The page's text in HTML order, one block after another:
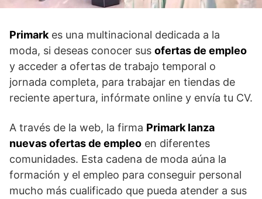
Primark es una multinacional dedicada a la
moda, si deseas conocer sus ofertas de empleo
y acceder a ofertas de trabajo temporal o
jornada completa, para trabajar en tiendas de
reciente apertura, infórmate online y envía tu CV.
A través de la web, la firma Primark lanza
nuevas ofertas de empleo en diferentes
comunidades. Esta cadena de moda aúna la
formación y el empleo para conseguir personal
mucho más cualificado que pueda atender a sus